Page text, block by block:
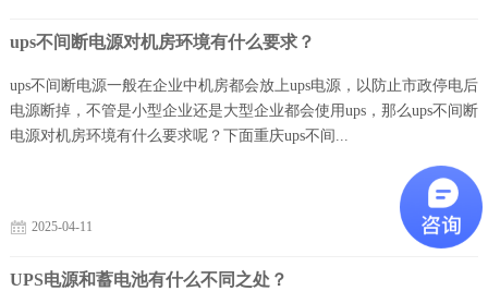
ups不间断电源对机房环境有什么要求？
ups不间断电源一般在企业中机房都会放上ups电源，以防止市政停电后
电源断掉，不管是小型企业还是大型企业都会使用ups，那么ups不间断
电源对机房环境有什么要求呢？下面重庆ups不间...
2025-04-11
UPS电源和蓄电池有什么不同之处？